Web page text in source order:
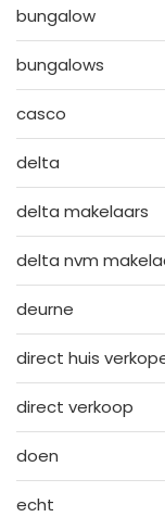
bungalow
bungalows
casco
delta
delta makelaars
delta nvm
deurne
direct huis
direct verkoop
doen
echt